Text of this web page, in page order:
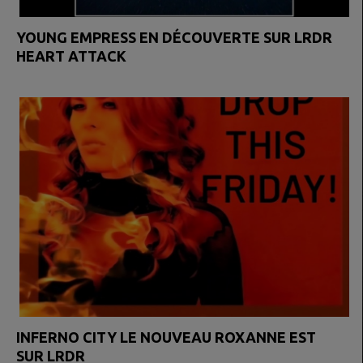
YOUNG EMPRESS EN DÉCOUVERTE SUR LRDR
HEART ATTACK
INFERNO CITY LE NOUVEAU ROXANNE EST
SUR LRDR